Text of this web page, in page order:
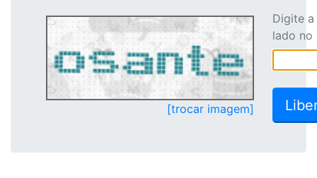
[trocar imagem]
Digite
lado no